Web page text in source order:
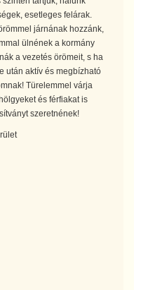
esetleges felárak.
járnának hozzánk,
ülnének a kormány
a vezetés örömeit, s ha
után aktív és megbízható
Türelemmel várja
és férfiakat is
szeretnének!